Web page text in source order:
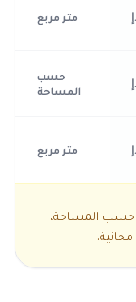
متر مربع
حسب
المساحة
متر مربع
حسب المساحة،